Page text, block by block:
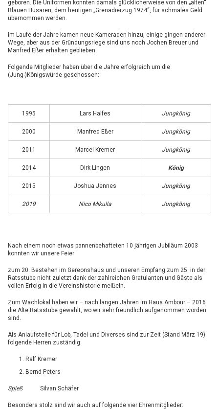
geboren. Die Uniformen konnten damals glücklicherweise von den „alten“
Blauen Husaren, dem heutigen „Grenadierzug 1974“, für schmales Geld
übernommen werden.
Im Laufe der Jahre kamen neue Kameraden hinzu, einige gingen anderer
Wege, aber aus der Gründungsriege sind uns noch Jochen Breuer und
Manfred Eßer erhalten geblieben.
Folgende Mitglieder haben über die Jahre erfolgreich um die
(Jung-)Königswürde geschossen:
1995 Lars Halfes Jungkönig
2000 Manfred Eßer Jungkönig
2011 Marcel Kremer Jungkönig
2014 Dirk Lingen König
2015 Joshua Jennes Jungkönig
2019 Nico Mikulla Jungkönig
Nach einem noch etwas pannenbehafteten 10 jährigen Jubiläum 2003
konnten wir unsere Feier
zum 20. Bestehen im Gereonshaus und unseren Empfang zum 25. in der
Ratsstube nicht zuletzt dank der zahlreichen Gratulanten und Gäste als
vollen Erfolg in die Vereinshistorie meißeln.
Zum Wachlokal haben wir – nach langen Jahren im Haus Ambour – 2016
die Alte Ratsstube gewählt, wo wir sehr freundlich aufgenommen worden
sind.
Als Anlaufstelle für Lob, Tadel und Diverses sind zur Zeit (Stand März 19)
folgende Herren zuständig:
Ralf Kremer
Bernd Peters
Spieß Silvan Schäfer
Besonders stolz sind wir auch auf folgende vier Ehrenmitglieder: